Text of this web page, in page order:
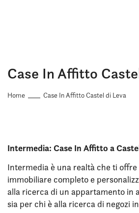
Case In Affitto
Home Case In Affitto Castel di Leva
Intermedia: Case In Affitto a
Intermedia è una realtà che ti
immobiliare completo e
alla ricerca di un appartamento in
sia per chi è alla ricerca di negozi